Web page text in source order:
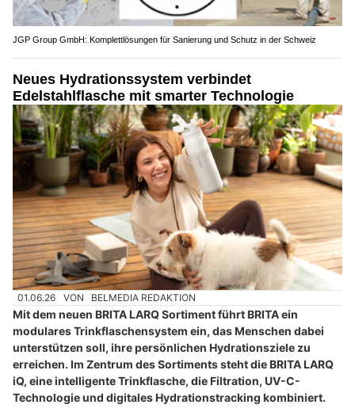
JGP Group GmbH: Komplettlösungen für Sanierung und Schutz in der Schweiz
Neues Hydrationssystem verbindet
Edelstahlflasche mit smarter Technologie
01.06.26 VON BELMEDIA REDAKTION
Mit dem neuen BRITA LARQ Sortiment führt BRITA ein
modulares Trinkflaschensystem ein, das Menschen dabei
unterstützen soll, ihre persönlichen Hydrationsziele zu
erreichen. Im Zentrum des Sortiments steht die BRITA LARQ
iQ, eine intelligente Trinkflasche, die Filtration, UV-C-
Technologie und digitales Hydrationstracking kombiniert.